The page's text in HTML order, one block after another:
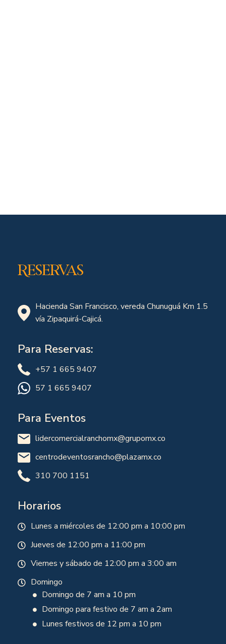
Reservas
Hacienda San Francisco, vereda Chunuguá Km 1.5
vía Zipaquirá-Cajicá.
Para Reservas:
+57 1 665 9407
57 1 665 9407
Para Eventos
lidercomercialranchomx@grupomx.co
centrodeventosrancho@plazamx.co
310 700 1151
Horarios
Lunes a miércoles de 12:00 pm a 10:00 pm
Jueves de 12:00 pm a 11:00 pm
Viernes y sábado de 12:00 pm a 3:00 am
Domingo
Domingo de 7 am a 10 pm
Domingo para festivo de 7 am a 2am
Lunes festivos de 12 pm a 10 pm